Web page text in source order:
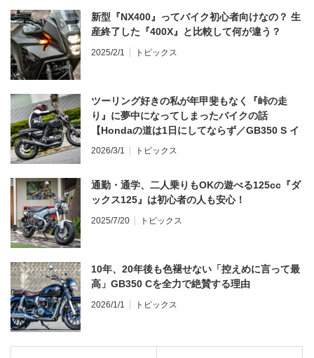
新型『NX400』ってバイク初心者向けなの？ 生
産終了した『400X』と比較して何が違う？
2025/2/1 トピックス
ツーリング好きの私が年甲斐もなく『峠の走
り』に夢中になってしまったバイクの話
【Hondaの道は1日にしてならず／GB350 S イ
ンプレ・レビュー 前編】
2026/3/1 トピックス
通勤・通学、二人乗りもOKの遊べる125cc『ダ
ックス125』は初心者の人も安心！
2025/7/20 トピックス
10年、20年後も色褪せない「控えめに言って最
高」GB350 Cを全力で絶賛する理由
2026/1/1 トピックス